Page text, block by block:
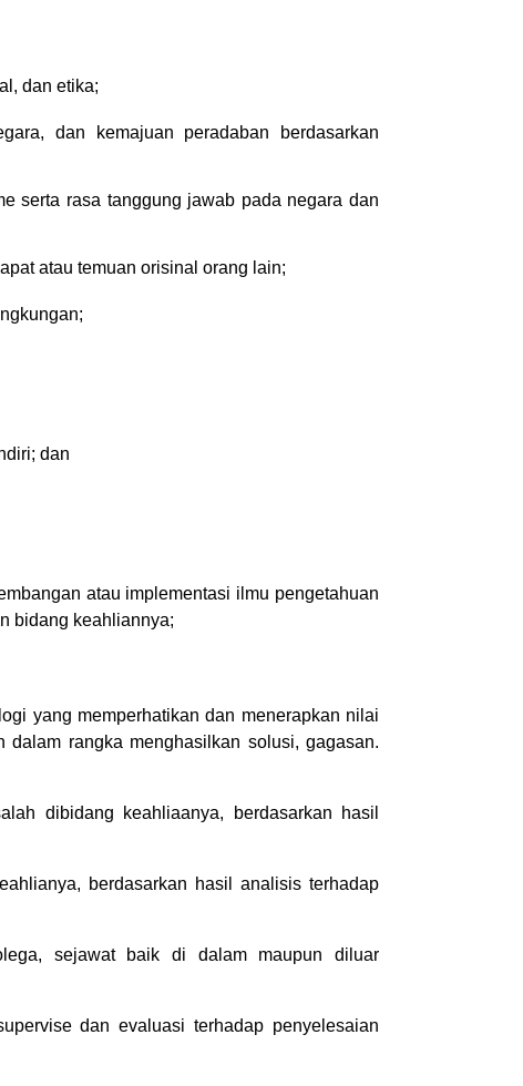
dan etika;
dan kemajuan peradaban berdasarkan
serta rasa tanggung jawab pada negara dan
atau temuan orisinal orang lain;
dan
atau implementasi ilmu pengetahuan
bidang keahliannya;
yang memperhatikan dan menerapkan nilai
rangka menghasilkan solusi, gagasan.
dibidang keahliaanya, berdasarkan hasil
berdasarkan hasil analisis terhadap
sejawat baik di dalam maupun diluar
dan evaluasi terhadap penyelesaian